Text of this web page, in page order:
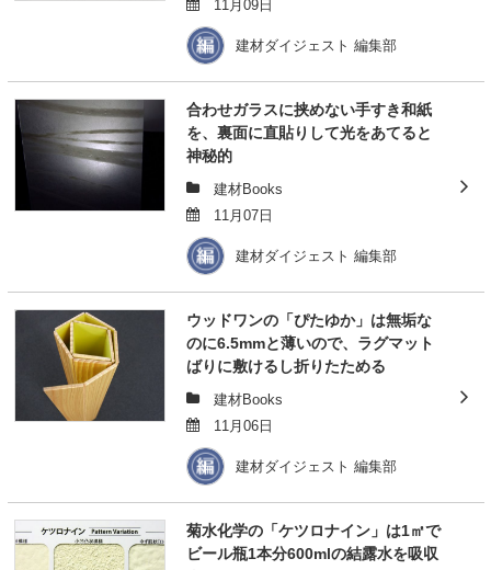
11月09日
建材ダイジェスト 編集部
合わせガラスに挟めない手すき和紙
を、裏面に直貼りして光をあてると
神秘的
建材Books
11月07日
建材ダイジェスト 編集部
ウッドワンの「ぴたゆか」は無垢な
のに6.5mmと薄いので、ラグマット
ばりに敷けるし折りたためる
建材Books
11月06日
建材ダイジェスト 編集部
菊水化学の「ケツロナイン」は1㎡で
ビール瓶1本分600mlの結露水を吸収